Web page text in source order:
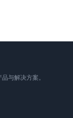
与解决方案。